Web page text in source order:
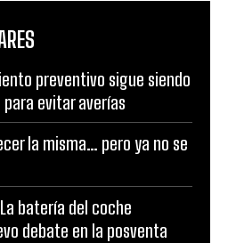
preventivo sigue siendo
evitar averías
la misma… pero ya no se
batería del coche
debate en la posventa